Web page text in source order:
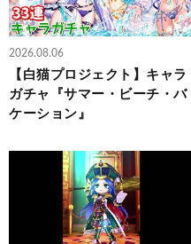
2026.08.06
【白猫プロジェクト】キャラ
ガチャ『サマー・ビーチ・バ
ケーション』